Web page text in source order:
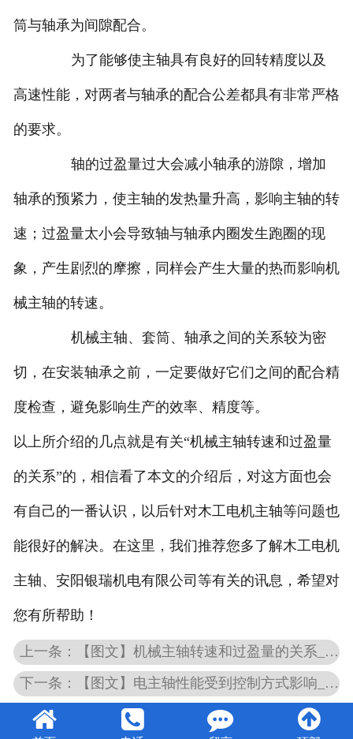
筒与轴承为间隙配合。
为了能够使主轴具有良好的回转精度以及
高速性能，对两者与轴承的配合公差都具有非常严格
的要求。
轴的过盈量过大会减小轴承的游隙，增加
轴承的预紧力，使主轴的发热量升高，影响主轴的转
速；过盈量太小会导致轴与轴承内圈发生跑圈的现
象，产生剧烈的摩擦，同样会产生大量的热而影响机
械主轴的转速。
机械主轴、套筒、轴承之间的关系较为密
切，在安装轴承之前，一定要做好它们之间的配合精
度检查，避免影响生产的效率、精度等。
以上所介绍的几点就是有关“机械主轴转速和过盈量
的关系”的，相信看了本文的介绍后，对这方面也会
有自己的一番认识，以后针对木工电机主轴等问题也
能很好的解决。在这里，我们推荐您多了解木工电机
主轴、安阳银瑞机电有限公司等有关的讯息，希望对
您有所帮助！
上一条：【图文】机械主轴转速和过盈量的关系_机械主轴锥孔精度如何修复
下一条：【图文】电主轴性能受到控制方式影响_电主轴常见的检查工作